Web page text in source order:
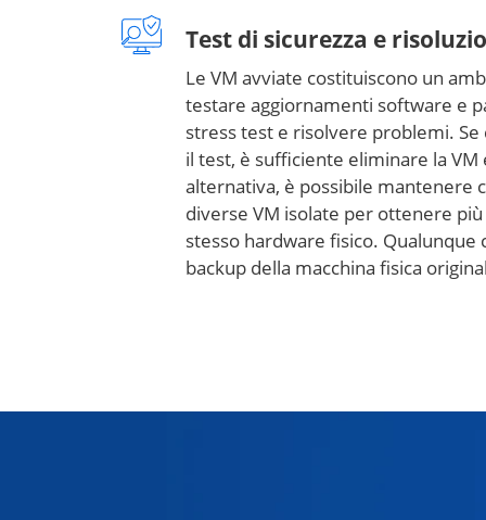
Test di sicurezza e
Le VM avviate costituiscono un
testare aggiornamenti software e
stress test e risolvere problemi.
il test, è sufficiente eliminare la
alternativa, è possibile mantenere
diverse VM isolate per ottenere
stesso hardware fisico. Qualunque
backup della macchina fisica